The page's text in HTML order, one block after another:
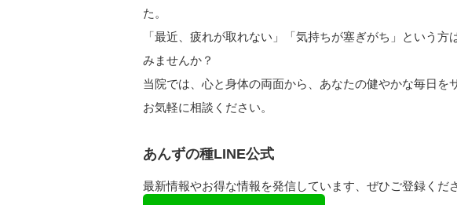
た。
「最近、疲れが取れない」「気持ちが塞ぎがち」という
みませんか？
当院では、心と身体の両面から、あなたの健やかな毎日を
​お気軽に相談ください。
あんずの種LINE公式
最新情報やお得な情報を発信しています、ぜひご登録くだ